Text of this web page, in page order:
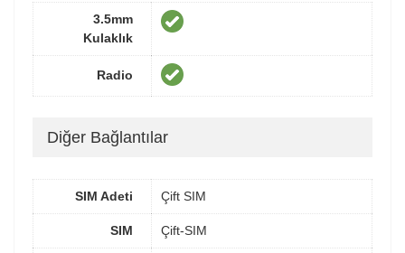
3.5mm
Kulaklık
Radio
Diğer Bağlantılar
SIM Adeti Çift SIM
SIM Çift-SIM